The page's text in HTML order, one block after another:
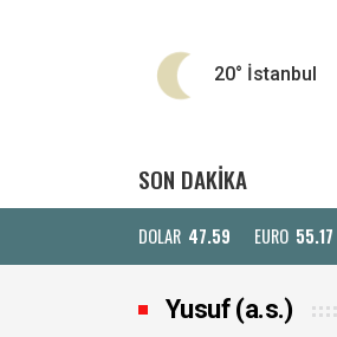
20° İstanbul
SON DAKİKA
DOLAR 47.59 EURO 55.17
Yusuf (a.s.)